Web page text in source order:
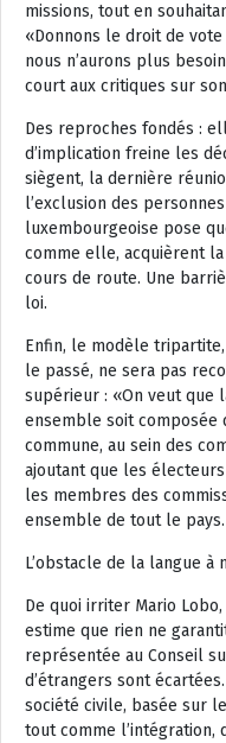
missions, tout en
«Donnons le droit de
nous n’aurons plus
court aux critiques sur
Des reproches fondés :
d’implication freine les
siègent, la dernière
l’exclusion des
luxembourgeoise pose
comme elle, acquièrent
cours de route. Une
loi.
Enfin, le modèle
le passé, ne sera pas
supérieur : «On veut que
ensemble soit composée
commune, au sein des
ajoutant que les
les membres des
ensemble de tout le pays.
L’obstacle de la langue à
De quoi irriter Mario
estime que rien ne
représentée au Conseil
d’étrangers sont
société civile, basée sur
tout comme